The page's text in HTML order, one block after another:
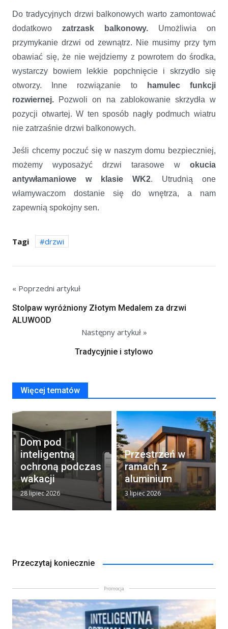
Do tradycyjnych drzwi balkonowych warto zamontować
dodatkowo zatrzask balkonowy. Umożliwia on
przymykanie drzwi od zewnątrz. Nie musimy przy tym
obawiać się, że nie wejdziemy z powrotem do środka,
wystarczy bowiem lekkie popchnięcie i skrzydło się
otworzy. Inne rozwiązanie to
hamulec funkcji
rozwiernej. Pozwoli on na zablokowanie skrzydła w
pozycji otwartej. W ten sposób nagły podmuch wiatru
nie zatrzaśnie drzwi balkonowych.
Jeśli chcemy poczuć się w naszym domu bezpieczniej,
możemy wyposażyć drzwi tarasowe w okucia
antywłamaniowe w klasie WK2. Utrudnią one
włamywaczom dostanie się do wnętrza, a nam
zapewnią spokojny sen.
Tagi drzwi
« Poprzedni artykuł
Stolpaw wyróżniony Złotym Medalem za drzwi
ALUWOOD
Następny artykuł »
Tradycyjnie i stylowo
Więcej tematów
Dom pod
inteligentną
ochroną podczas
wakacji
28 lipiec 2026
Przestrzeń w
ramach z
aluminium
3 lipiec 2026
Przeczytaj koniecznie
Promocja